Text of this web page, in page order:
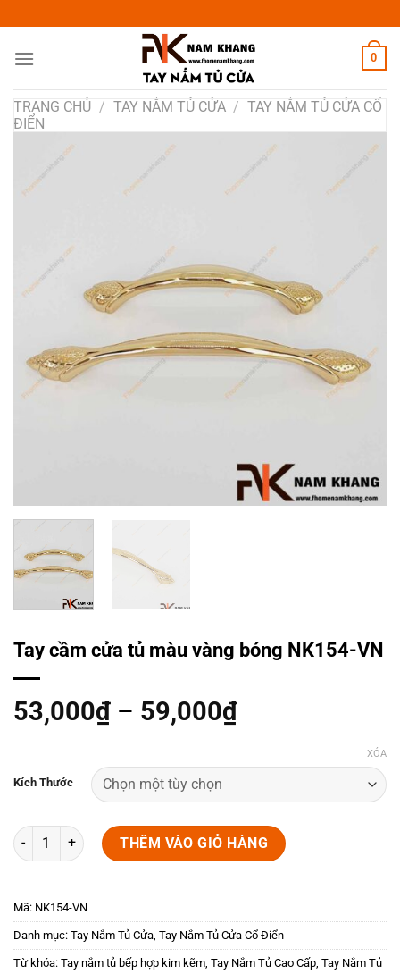
đến
nội
0
TRANG CHỦ / TAY NẮM TỦ CỬA / TAY NẮM TỦ CỬA CỔ
ĐIỂN
Tay cầm cửa tủ màu vàng bóng NK154-VN
53,000₫ – 59,000₫
Kích Thước
XÓA
Tay cầm cửa tủ màu vàng bóng NK154-VN số lượng
THÊM VÀO GIỎ HÀNG
Mã: NK154-VN
Danh mục: Tay Nắm Tủ Cửa, Tay Nắm Tủ Cửa Cổ Điển
Từ khóa: Tay nắm tủ bếp hợp kim kẽm, Tay Nắm Tủ Cao Cấp, Tay Nắm Tủ